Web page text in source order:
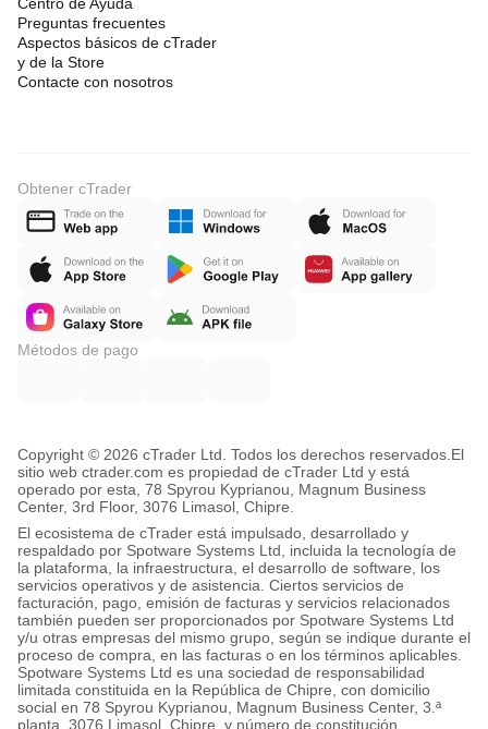
Preguntas frecuentes
Aspectos básicos de cTrader
y de la Store
Contacte con nosotros
Obtener cTrader
Métodos de pago
Copyright © 2026 cTrader Ltd. Todos los derechos reservados. El
sitio web ctrader.com es propiedad de cTrader Ltd y está
operado por esta, 78 Spyrou Kyprianou, Magnum Business
Center, 3rd Floor, 3076 Limasol, Chipre.
El ecosistema de cTrader está impulsado, desarrollado y
respaldado por Spotware Systems Ltd, incluida la tecnología de
la plataforma, la infraestructura, el desarrollo de software, los
servicios operativos y de asistencia. Ciertos servicios de
facturación, pago, emisión de facturas y servicios relacionados
también pueden ser proporcionados por Spotware Systems Ltd
y/u otras empresas del mismo grupo, según se indique durante el
proceso de compra, en las facturas o en los términos aplicables.
Spotware Systems Ltd es una sociedad de responsabilidad
limitada constituida en la República de Chipre, con domicilio
social en 78 Spyrou Kyprianou, Magnum Business Center, 3.ª
planta, 3076 Limasol, Chipre, y número de constitución